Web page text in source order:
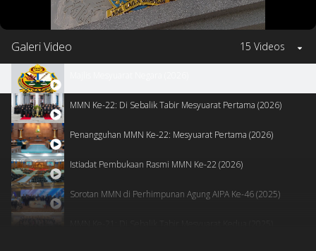
Galeri Video 15 Videos
MMN Ke-22: Di Sebalik Tabir Mesyuarat Pertama (2026)
Penangguhan MMN Ke-22: Mesyuarat Pertama (2026)
Istiadat Pembukaan Rasmi MMN Ke-22 (2026)
Sorotan MMN di Perhimpunan Agung AIPA Ke-46 (2025)